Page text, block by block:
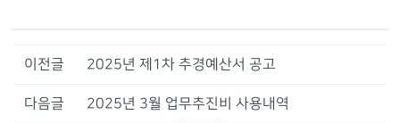
이전글 2025년 제1차 추경예산서 공고
다음글 2025년 3월 업무추진비 사용내역